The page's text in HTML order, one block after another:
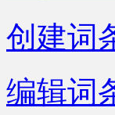
创建词
编辑词